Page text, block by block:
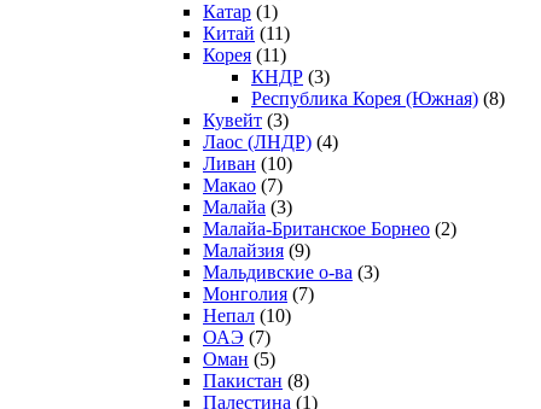
Катар (1)
Китай (11)
Корея (11)
КНДР (3)
Республика Корея (Южная) (8)
Кувейт (3)
Лаос (ЛНДР) (4)
Ливан (10)
Макао (7)
Малайа (3)
Малайа-Британское Борнео (2)
Малайзия (9)
Мальдивские о-ва (3)
Монголия (7)
Непал (10)
ОАЭ (7)
Оман (5)
Пакистан (8)
Палестина (1)